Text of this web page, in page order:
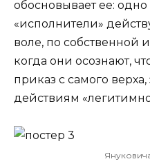
обосновывает ее: одно
«исполнители»
воле, по собственной
когда они осознают,
приказ с самого
действиям